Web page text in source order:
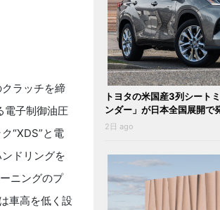
ラッチを締
電子制御油圧
“XDS”と電
ドリングを
ニングのプ
車高を低く設
トヨタの米国産3列シート
ンダー」が日本全国展開で
2日 ago